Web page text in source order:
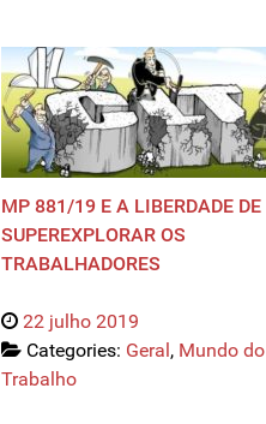
MP 881/19 E A LIBERDADE DE
SUPEREXPLORAR OS
TRABALHADORES
22 julho 2019
Categories: Geral , Mundo do
Trabalho